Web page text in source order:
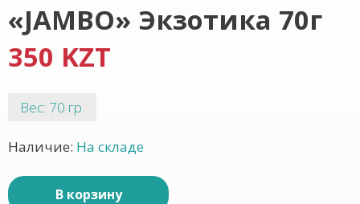
«JAMBO» Экзотика 70г
350 KZT
Вес: 70 гр.
Наличие: На складе
В корзину